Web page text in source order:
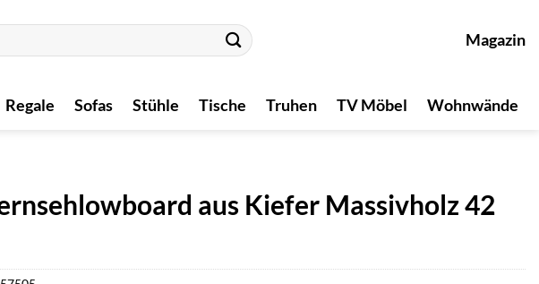
Magazin
Regale Sofas Stühle Tische Truhen TV Möbel Wohnwände
aus Kiefer Massivholz 42